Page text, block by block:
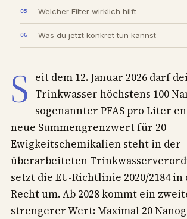
Welcher Filter wirklich hilft
Was du jetzt konkret tun kannst
S eit dem 12. Januar 2026 darf
Trinkwasser höchstens 100
sogenannter PFAS pro Liter
neue Summengrenzwert für 20
Ewigkeitschemikalien steht in der
überarbeiteten
setzt die EU-Richtlinie 2020/2184 in
Recht um. Ab 2028 kommt ein
strengerer Wert: Maximal 20